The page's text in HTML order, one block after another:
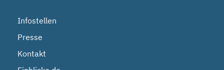
Infostellen
Presse
Kontakt